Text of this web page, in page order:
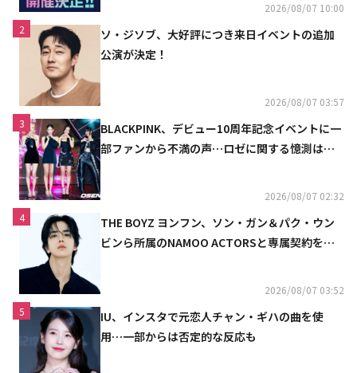
2026/08/07 10:00
2
ソ・ジソブ、大好評につき来日イベントの追加
公演が決定！
2026/08/07 03:57
3
BLACKPINK、デビュー10周年記念イベントに一
部ファンから不満の声…ロゼに関する憶測は否
2026/08/07 02:32
4
THE BOYZ ヨンフン、ソン・ガン＆パク・ウン
ビンら所属のNAMOO ACTORSと専属契約を締
2026/08/07 03:52
5
IU、インスタで元恋人チャン・ギハの曲を使
用…一部からは否定的な反応も